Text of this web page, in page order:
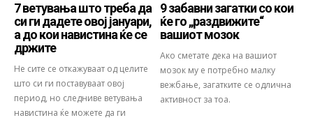
7 ветувања што треба да
си ги дадете овој јануари,
а до кои навистина ќе се
држите
Не сите се откажуваат од целите
што си ги поставуваат овој
период, но следниве ветувања
навистина ќе можете да ги
9 забавни загатки со кои
ќе го „раздвижите“
вашиот мозок
Ако сметате дека на вашиот
мозок му е потребно малку
вежбање, загатките се одлична
активност за тоа.